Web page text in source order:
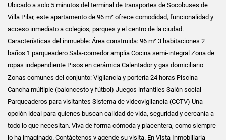
Ubicado a solo 5 minutos del terminal de transportes de Socobuses de
Villa Pilar, este apartamento de 96 m² ofrece comodidad, funcionalidad y
acceso inmediato a colegios, parques y el centro de la ciudad.
Características del inmueble: Área construida: 96 m² 3 habitaciones 2
baños 1 parqueadero Sala-comedor amplia Cocina semi-integral Zona de
ropas independiente Pisos en cerámica Calentador y gas domiciliario
Zonas comunes del conjunto: Vigilancia y portería 24 horas Piscina
Cancha múltiple (baloncesto y fútbol) Juegos infantiles Salón social
Parqueaderos para visitantes Sistema de videovigilancia (CCTV) Una
opción ideal para quienes buscan calidad de vida, seguridad y cercanía a
todo lo que necesitan. Viva de forma cómoda y placentera, como siempre
lo ha imaginado. Contáctenos y agende su visita. En Vista Inmobiliaria